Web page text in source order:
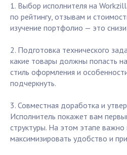
1. Выбор исполнителя на
по рейтингу, отзывам и
изучение портфолио — это
2. Подготовка технического
какие товары должны попасть
стиль оформления и
подчеркнуть.
3. Совместная доработка и
Исполнитель покажет вам
структуры. На этом этапе
максимизировать удобство и